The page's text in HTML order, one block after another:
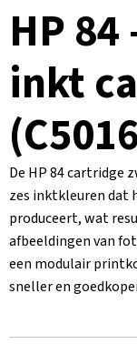
HP
inkt
De HP 84 cartridge
zes inktkleuren dat
produceert, wat
afbeeldingen van
een modulair
sneller en